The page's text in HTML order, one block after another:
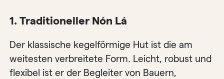
1. Traditioneller Nón Lá
Der klassische kegelförmige Hut ist die am
weitesten verbreitete Form. Leicht, robust und
flexibel ist er der Begleiter von Bauern,